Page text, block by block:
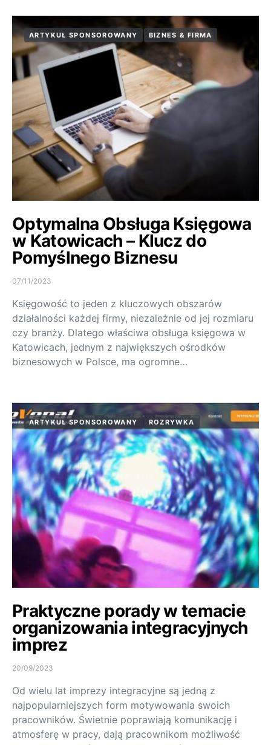
ARTYKUŁ SPONSOROWANY BIZNES & FIRMA
Optymalna Obsługa Księgowa
w Katowicach – Klucz do
Pomyślnego Biznesu
07/11/2023
Księgowość to jeden z kluczowych obszarów
działalności każdej firmy, niezależnie od jej rozmiaru
czy branży. Dlatego właściwa obsługa księgowa w
Katowicach, jednym z największych ośrodków
biznesowych w Polsce, ma ogromne…
ARTYKUŁ SPONSOROWANY ROZRYWKA
Praktyczne porady w temacie
organizowania integracyjnych
imprez
20/09/2023
Od wielu lat imprezy integracyjne są jedną z
najpopularniejszych form motywowania swoich
pracowników. Świetnie poprawiają komunikację i
atmosferę w pracy, dają pracownikom możliwość